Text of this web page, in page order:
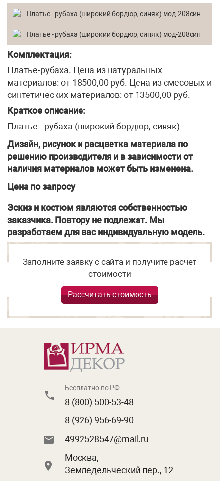
Комплектация:
Платье-рубаха. Цена из натуральных
материалов: от 18500,00 руб. Цена из смесовых и
синтетических материалов: от 13500,00 руб.
Краткое описание:
Платье - рубаха (широкий бордюр, синяк)
Дизайн, рисунок и расцветка материала по
решению производителя и в зависимости от
наличия материалов может быть изменена.
Цена по запросу
Эскиз и костюм являются собственностью
заказчика. Повтору не подлежат. Мы
разработаем для вас индивидуальную модель.
Заполните заявку с сайта и получите расчет
стоимости
Рассчитать стоимость
Бесплатно по РФ
8 (800) 500-53-48
8 (926) 956-69-90
4992528547@mail.ru
Москва,
Земледельческий пер., 12